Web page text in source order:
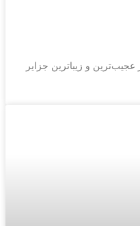
عجیب‌ترین و زیباترین جزایر